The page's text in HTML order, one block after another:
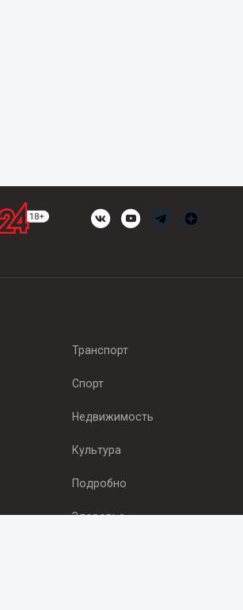
Транспорт
Спорт
Недвижимость
Культура
Подробно
Здоровье